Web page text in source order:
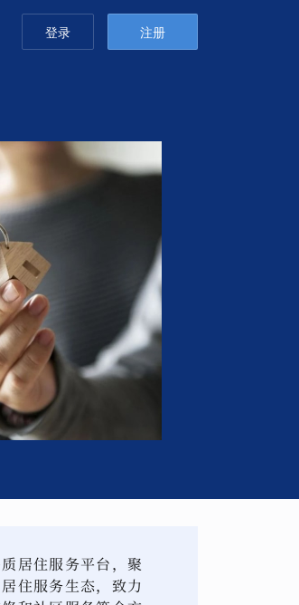
登录 注册
居住服务平台，聚
住服务生态，致力